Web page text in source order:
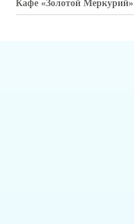
Кафе «Золотой Меркурий»